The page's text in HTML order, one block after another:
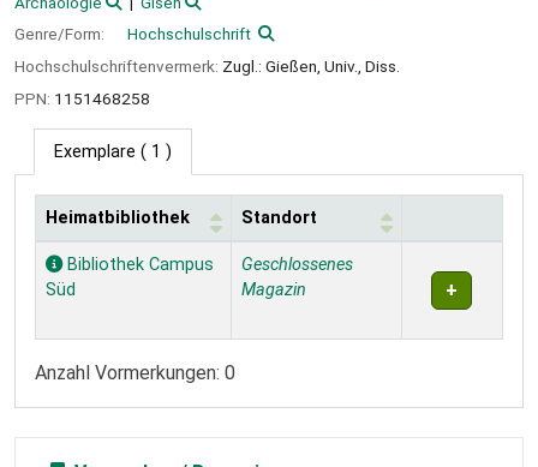
Genre/Form:
Hochschulschrift
Hochschulschriftenvermerk: Zugl.: Gießen, Univ., Diss.
PPN: 1151468258
Exemplare ( 1 )
Exemplare
Heimatbibliothek Standort
Bibliothek Campus
Süd
Geschlossenes
Magazin
Anzahl Vormerkungen: 0